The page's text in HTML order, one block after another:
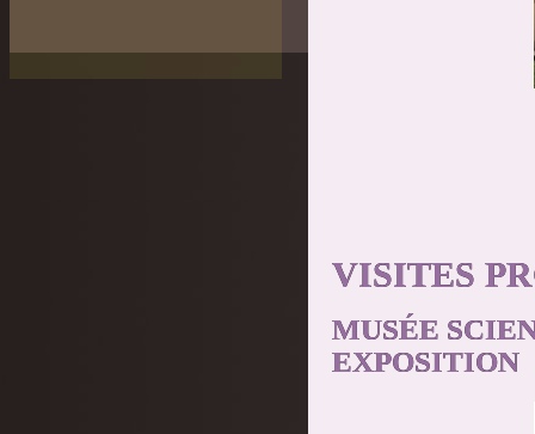
VISITES
MUSÉE
EXPOSITION